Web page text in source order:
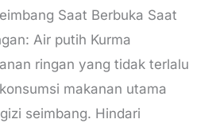
Saat Berbuka Saat
Air putih Kurma
ringan yang tidak terlalu
makanan utama
seimbang. Hindari